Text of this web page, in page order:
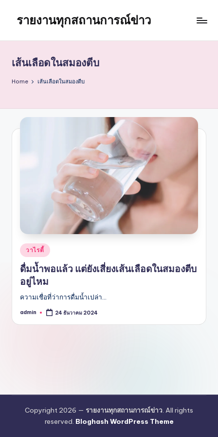
content
รายงานทุกสถานการณ์ข่าว
เส้นเลือดในสมองตีบ
Home เส้นเลือดในสมองตีบ
Posted
in
วาไรตี้
ดื่มน้ำพอแล้ว แต่ยังเสี่ยงเส้นเลือดในสมองตีบ
อยู่ไหม
ความเชื่อที่ว่าการดื่มน้ำเปล่า…
Posted
admin 24 ธันวาคม 2024
Copyright 2026 — รายงานทุกสถานการณ์ข่าว. All rights
reserved. Bloghash WordPress Theme